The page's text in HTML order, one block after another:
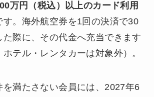
万円（税込）以上のカード利用
す。海外航空券を1回の決済で30
た際に、その代金へ充当できます
ホテル・レンタカーは対象外）。
を満たさない会員には、2027年6